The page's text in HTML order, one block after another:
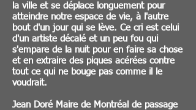
la ville et se déplace longuement pour
atteindre notre espace de vie, à l'autre
bout d'un jour qui se lève. Ce cri est celui
d'un artiste décalé et un peu fou qui
s'empare de la nuit pour en faire sa chose
et en extraire des piques acérées contre
tout ce qui ne bouge pas comme il le
voudrait.
Jean Doré Maire de Montréal de passage